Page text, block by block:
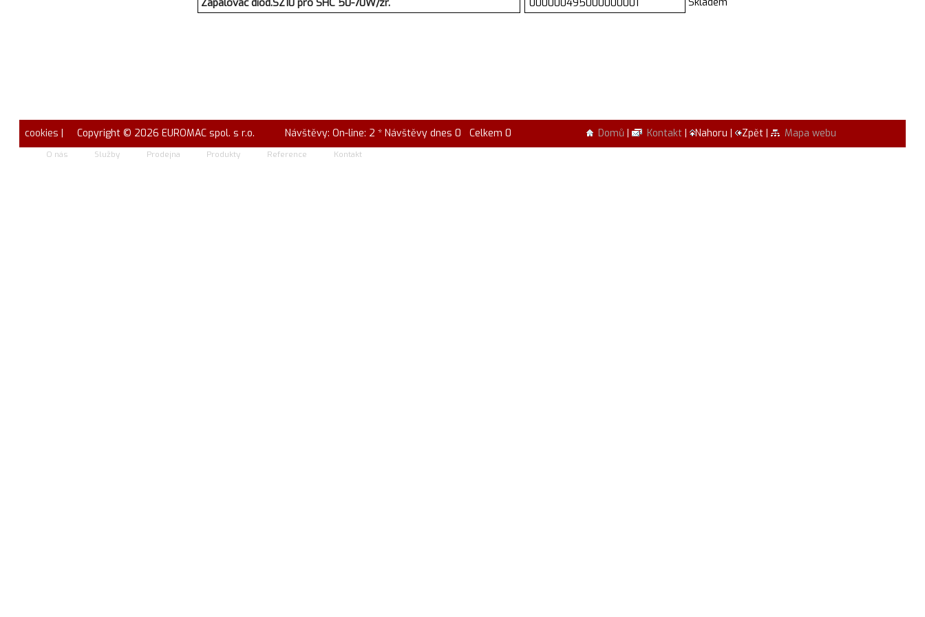
Zapalovac diod.SZ10 pro SHC 50-70W/zr. 000000495000000001
cookies | Copyright © 2026 EUROMAC spol. s r.o. Návštěvy: On-line: 2 * Návštěvy dnes 0 Celkem 0 Mapa webu
Zpět |
Nahoru |
Kontakt |
Domů |
O nás Služby Prodejna Produkty Reference Kontakt